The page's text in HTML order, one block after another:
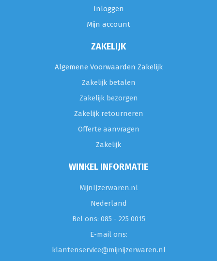
Inloggen
Mijn account
ZAKELIJK
Algemene Voorwaarden Zakelijk
Zakelijk betalen
Zakelijk bezorgen
Zakelijk retourneren
Offerte aanvragen
Zakelijk
WINKEL INFORMATIE
MijnIJzerwaren.nl
Nederland
Bel ons: 085 - 225 0015
E-mail ons:
klantenservice@mijnijzerwaren.nl